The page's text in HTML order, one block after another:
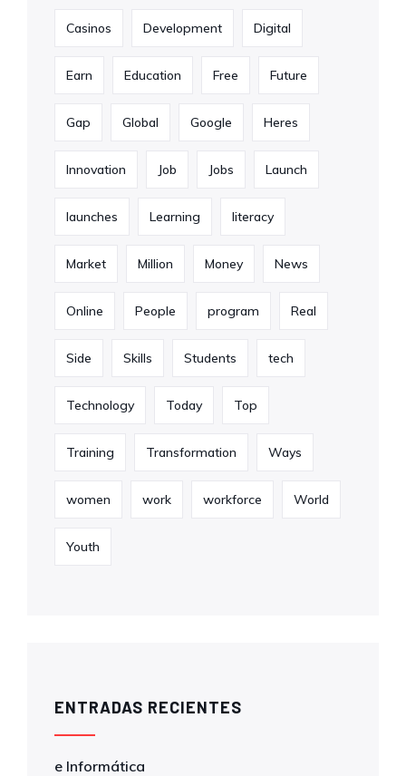
Casinos Development Digital
Earn Education Free Future
Gap Global Google Heres
Innovation Job Jobs Launch
launches Learning literacy
Market Million Money News
Online People program Real
Side Skills Students tech
Technology Today Top
Training Transformation Ways
women work workforce World
Youth
ENTRADAS RECIENTES
e Informática